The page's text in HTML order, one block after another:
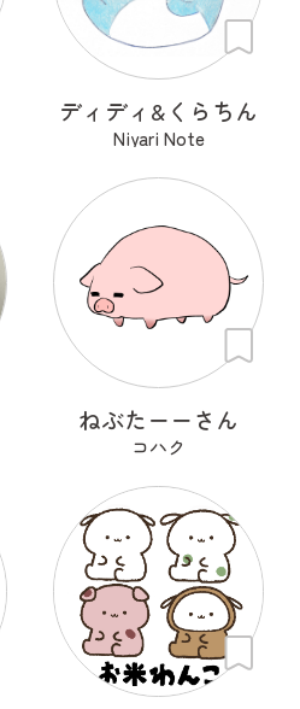
ディディ&くらちん
Niyari Note
ねぶたーーさん
コハク